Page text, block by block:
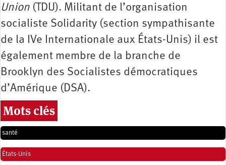
Union (TDU). Militant de l’organisation
socialiste Solidarity (section sympathisante
de la IVe Internationale aux États-Unis) il est
également membre de la branche de
Brooklyn des Socialistes démocratiques
d’Amérique (DSA).
Mots clés
santé
États-Unis